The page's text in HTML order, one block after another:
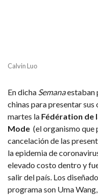
Calvin Luo
En dicha Semanaestaban
chinas para presentar
martes la Fédération de
Mode (el organismo que
cancelación de las
la epidemia de
elevado costo dentro y
salir del país. Los
programa son Uma